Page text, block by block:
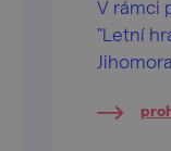
V rámci
"Letní
tvůrčí